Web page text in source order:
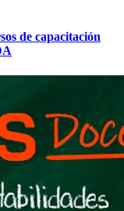
de capacitación